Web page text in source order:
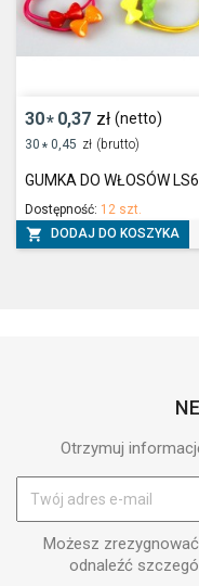
30* 0,37 zł (netto)
30 * 0,45 zł (brutto)
GUMKA DO WŁOSÓW
Dostępność: 12 szt.
 DODAJ DO KOSZYKA
Otrzymuj
Możesz
odnaleźć